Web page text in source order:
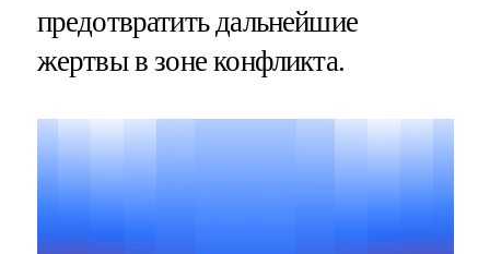
предотвратить дальнейшие
жертвы в зоне конфликта.